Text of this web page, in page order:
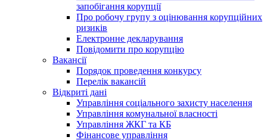
запобігання корупції
Про робочу групу з оцінювання корупційних
ризиків
Електронне декларування
Повідомити про корупцію
Вакансії
Порядок проведення конкурсу
Перелік вакансій
Відкриті дані
Управління соціального захисту населення
Управління комунальної власності
Управління ЖКГ та КБ
Фінансове управління